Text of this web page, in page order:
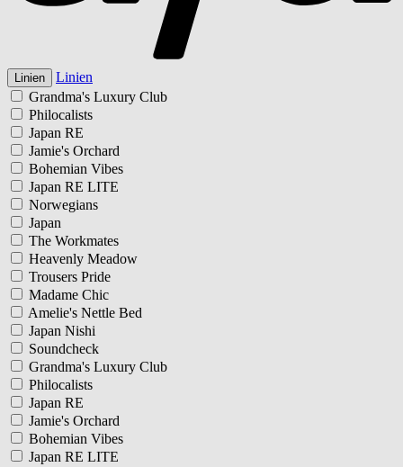
Linien
Linien
Grandma's Luxury Club
Philocalists
Japan RE
Jamie's Orchard
Bohemian Vibes
Japan RE LITE
Norwegians
Japan
The Workmates
Heavenly Meadow
Trousers Pride
Madame Chic
Amelie's Nettle Bed
Japan Nishi
Soundcheck
Grandma's Luxury Club
Philocalists
Japan RE
Jamie's Orchard
Bohemian Vibes
Japan RE LITE